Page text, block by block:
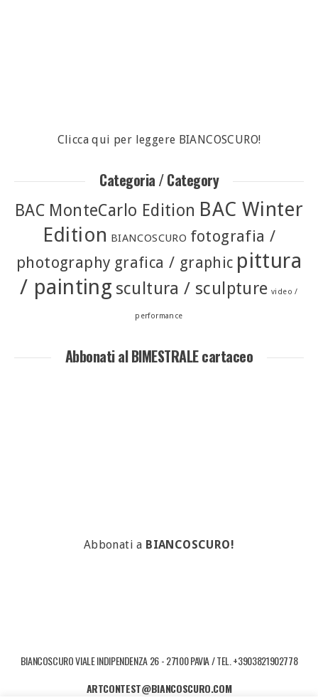
Clicca qui per leggere BIANCOSCURO!
Categoria / Category
BAC MonteCarlo Edition BAC Winter
Edition BIANCOSCURO fotografia /
photography grafica / graphic pittura
/ painting scultura / sculpture video /
performance
Abbonati al BIMESTRALE cartaceo
Abbonati a BIANCOSCURO!
BIANCOSCURO VIALE INDIPENDENZA 26 - 27100 PAVIA / TEL. +3903821902778
ARTCONTEST@BIANCOSCURO.COM